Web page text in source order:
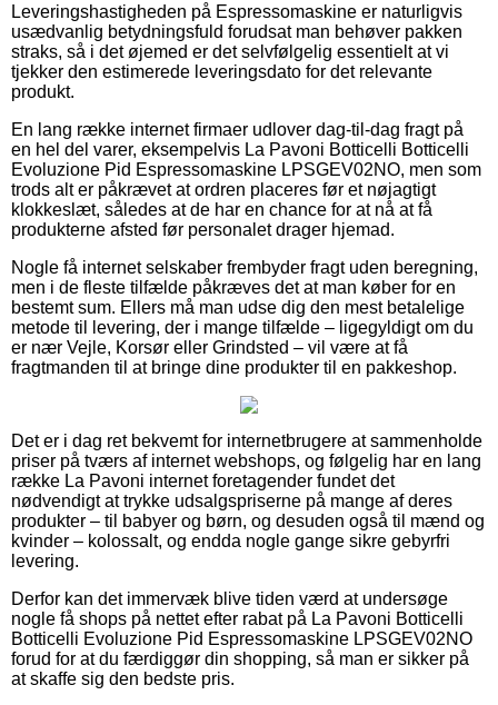
Leveringshastigheden på Espressomaskine er naturligvis
usædvanlig betydningsfuld forudsat man behøver pakken
straks, så i det øjemed er det selvfølgelig essentielt at vi
tjekker den estimerede leveringsdato for det relevante
produkt.
En lang række internet firmaer udlover dag-til-dag fragt på
en hel del varer, eksempelvis La Pavoni Botticelli Botticelli
Evoluzione Pid Espressomaskine LPSGEV02NO, men som
trods alt er påkrævet at ordren placeres før et nøjagtigt
klokkeslæt, således at de har en chance for at nå at få
produkterne afsted før personalet drager hjemad.
Nogle få internet selskaber frembyder fragt uden beregning,
men i de fleste tilfælde påkræves det at man køber for en
bestemt sum. Ellers må man udse dig den mest betalelige
metode til levering, der i mange tilfælde – ligegyldigt om du
er nær Vejle, Korsør eller Grindsted – vil være at få
fragtmanden til at bringe dine produkter til en pakkeshop.
Det er i dag ret bekvemt for internetbrugere at sammenholde
priser på tværs af internet webshops, og følgelig har en lang
række La Pavoni internet foretagender fundet det
nødvendigt at trykke udsalgspriserne på mange af deres
produkter – til babyer og børn, og desuden også til mænd og
kvinder – kolossalt, og endda nogle gange sikre gebyrfri
levering.
Derfor kan det immervæk blive tiden værd at undersøge
nogle få shops på nettet efter rabat på La Pavoni Botticelli
Botticelli Evoluzione Pid Espressomaskine LPSGEV02NO
forud for at du færdiggør din shopping, så man er sikker på
at skaffe sig den bedste pris.